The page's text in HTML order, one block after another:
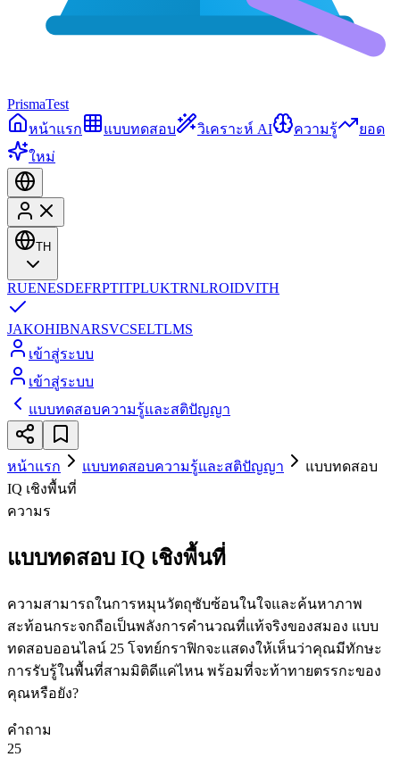
PrismaTest
หน้าแรก
แบบทดสอบ วิเคราะห์ AI ความรู้
ยอด
ใหม่
TH
RUENESDEFRPTITPLUKTRNLROIDVITH
JAKOHIBNARSVCSELTLMS
เข้าสู่ระบบ
เข้าสู่ระบบ
แบบทดสอบความรู้และสติปัญญา
หน้าแรก แบบทดสอบความรู้และสติปัญญา
แบบทดสอบ
IQ เชิงพื้นที่
ความร
แบบทดสอบ IQ เชิงพื้นที่
ความสามารถในการหมุนวัตถุซับซ้อนในใจและค้นหาภาพ
สะท้อนกระจกถือเป็นพลังการคำนวณที่แท้จริงของสมอง แบบ
ทดสอบออนไลน์ 25 โจทย์กราฟิกจะแสดงให้เห็นว่าคุณมีทักษะ
การรับรู้ในพื้นที่สามมิติดีแค่ไหน พร้อมที่จะท้าทายตรรกะของ
คุณหรือยัง?
คำถาม
25